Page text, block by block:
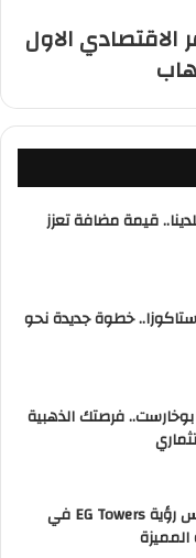
الاول
قيمة مضافة تعزز
خطوة جديدة نحو
فرصتك الذهبية
Princess.. شراكة تعكس رؤية EG Towers في
المميزة